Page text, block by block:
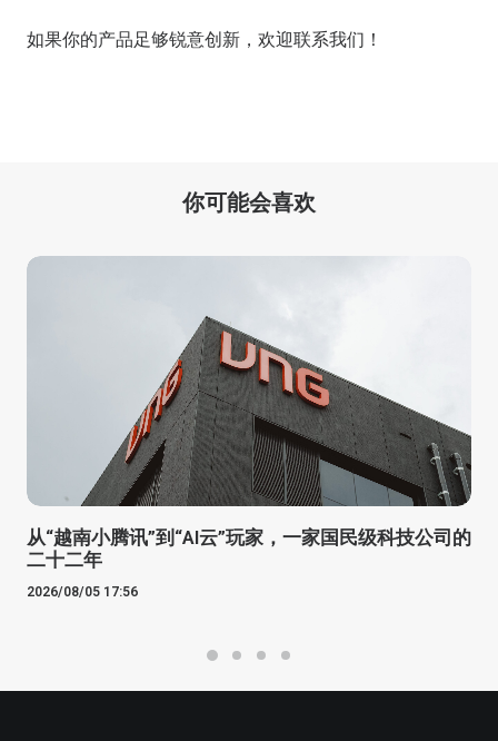
如果你的产品足够锐意创新，欢迎联系我们 ！
你可能会喜欢
从“越南小腾讯”到“AI云”玩家，一家国民级科技公司的
二十二年
2026/08/05 17:56